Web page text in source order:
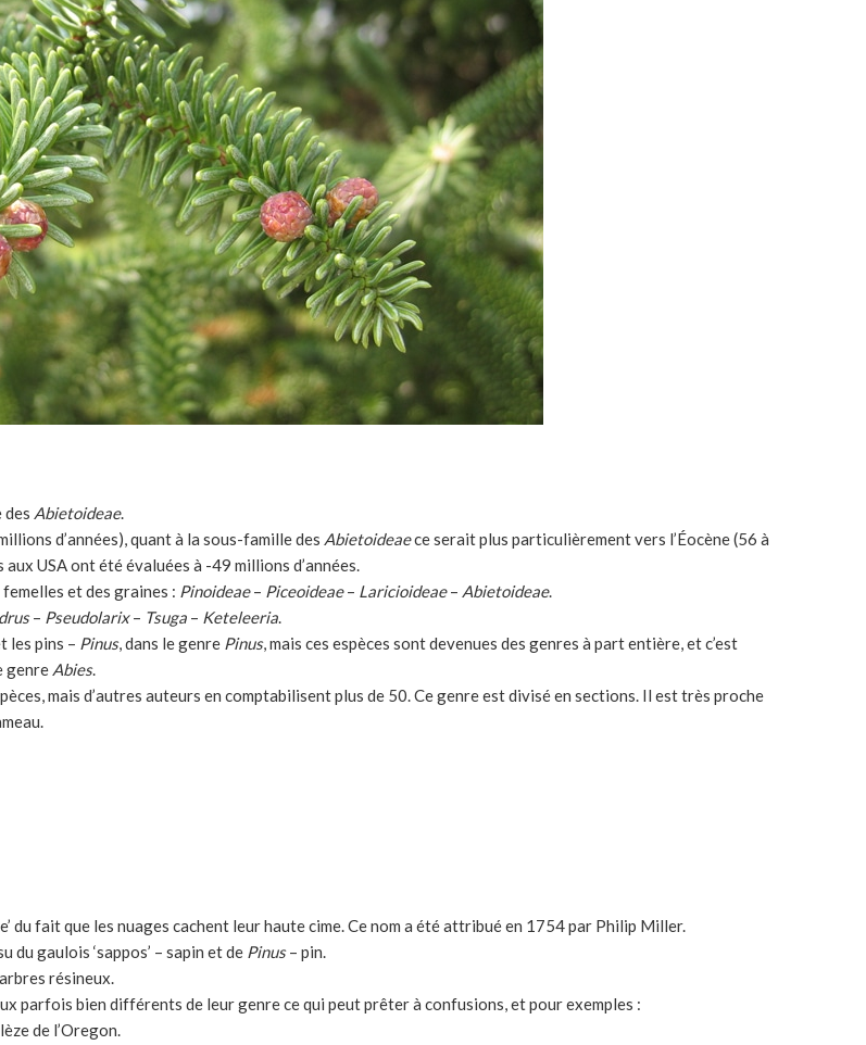
Abietoideae.
d’années), quant à la sous-famille des Abietoideaece serait plus particulièrement vers l’Éocène (56 à
USA ont été évaluées à -49 millions d’années.
et des graines : Pinoideae– Piceoideae– Laricioideae– Abietoideae.
– Pseudolarix– Tsuga – Keteleeria.
les pins – Pinus, dans le genre Pinus, mais ces espèces sont devenues des genres à part entière, et c’est
genre Abies.
mais d’autres auteurs en comptabilisent plus de 50. Ce genre est divisé en sections. Il est très proche
du fait que les nuages cachent leur haute cime. Ce nom a été attribué en 1754 par Philip Miller.
du gaulois ‘sappos’ – sapin et de Pinus– pin.
résineux.
parfois bien différents de leur genre ce qui peut prêter à confusions, et pour exemples :
de l’Oregon.